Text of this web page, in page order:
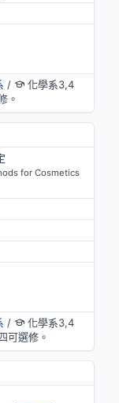
/
化學系3,4
。
for Cosmetics
/
化學系3,4
可選修。